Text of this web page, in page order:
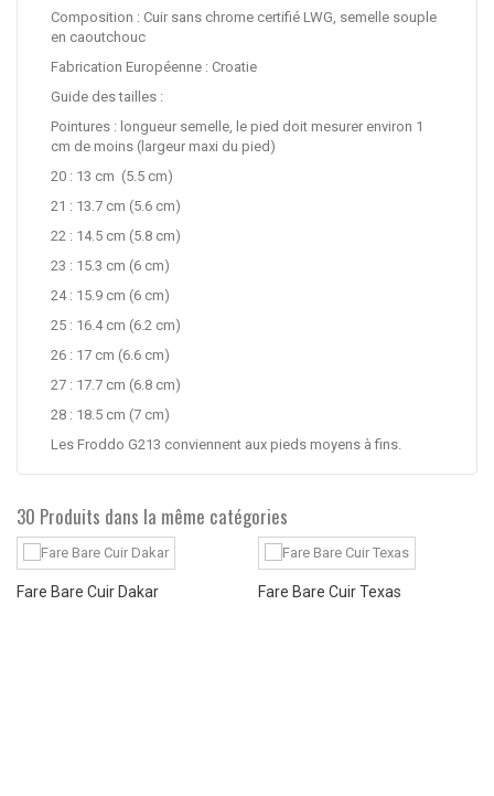
Composition : Cuir sans chrome certifié LWG, semelle souple
en caoutchouc
Fabrication Européenne : Croatie
Guide des tailles :
Pointures : longueur semelle, le pied doit mesurer environ 1
cm de moins (largeur maxi du pied)
20 : 13 cm (5.5 cm)
21 : 13.7 cm (5.6 cm)
22 : 14.5 cm (5.8 cm)
23 : 15.3 cm (6 cm)
24 : 15.9 cm (6 cm)
25 : 16.4 cm (6.2 cm)
26 : 17 cm (6.6 cm)
27 : 17.7 cm (6.8 cm)
28 : 18.5 cm (7 cm)
Les Froddo G213 conviennent aux pieds moyens à fins.
30 Produits dans la même catégories
Fare Bare Cuir Dakar Fare Bare Cuir Texas